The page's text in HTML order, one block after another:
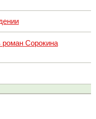
роман Сорокина